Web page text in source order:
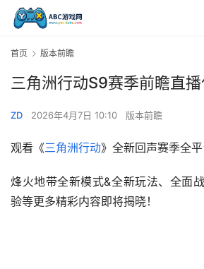
首页 版本前瞻
三角洲行动S9赛季前瞻直
ZD 2026年4月7日 10:10 版本前瞻
观看《三角洲行动》全新回声赛季全
烽火地带全新模式&全新玩法、全面
验等更多精彩内容即将揭晓！